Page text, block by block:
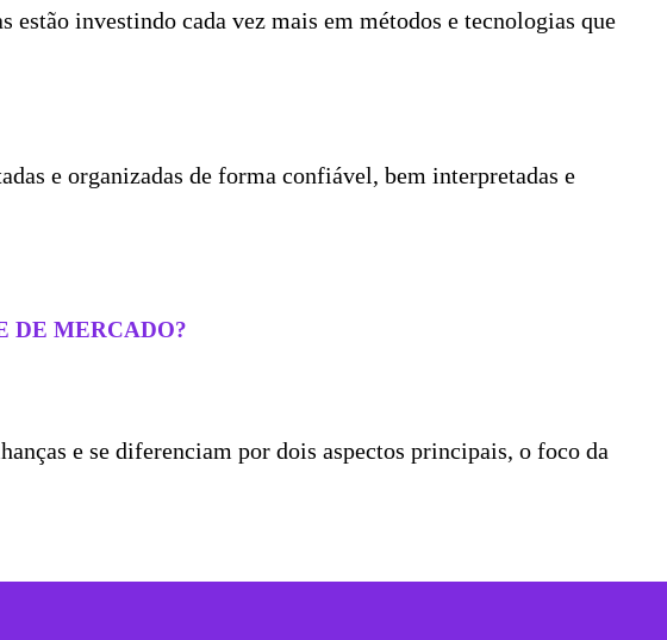
investindo cada vez mais em métodos e tecnologias que
e organizadas de forma confiável, bem interpretadas e
DE MERCADO?
e se diferenciam por dois aspectos principais, o foco da